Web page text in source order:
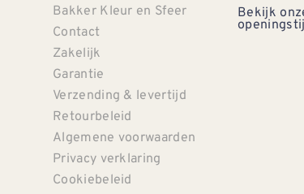
Bakker Kleur en Sfeer
Contact
Zakelijk
Garantie
Verzending & levertijd
Retourbeleid
Algemene voorwaarden
Privacy verklaring
Cookiebeleid
Bekijk